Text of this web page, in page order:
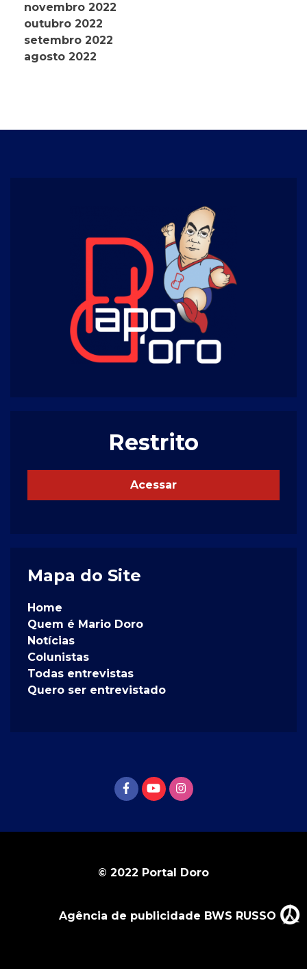
novembro 2022
outubro 2022
setembro 2022
agosto 2022
Restrito
Acessar
Mapa do Site
Home
Quem é Mario Doro
Notícias
Colunistas
Todas entrevistas
Quero ser entrevistado
© 2022 Portal Doro
Agência de publicidade BWS RUSSO